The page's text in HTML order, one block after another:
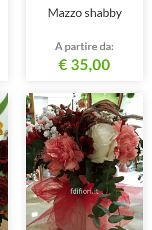
Mazzo shabby
A partire da:
€ 35,00